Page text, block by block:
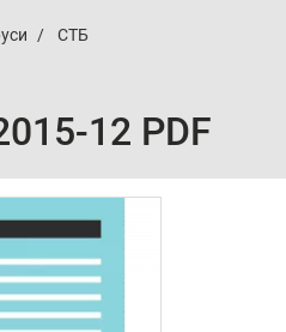
СТБ
12 PDF